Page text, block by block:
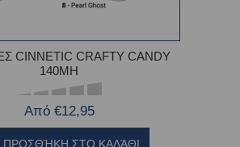
CINNETIC CRAFTY CANDY
140MH
Από €12,95